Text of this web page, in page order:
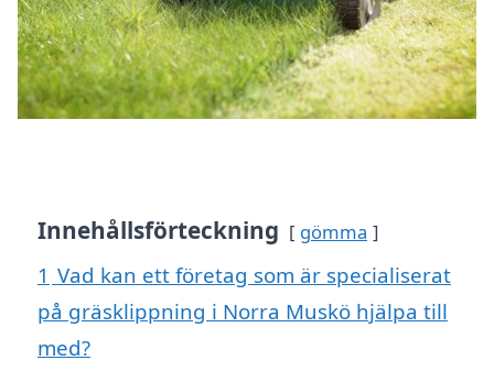
Innehållsförteckning gömma
1 Vad kan ett företag som är specialiserat
på gräsklippning i Norra Muskö hjälpa till
med?